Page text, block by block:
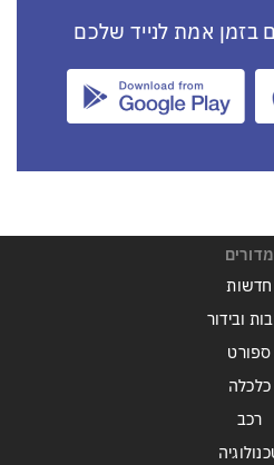
בזמן אמת לנייד שלכם
מדורים
חדשות
ובידור
ספורט
כלכלה
רכב